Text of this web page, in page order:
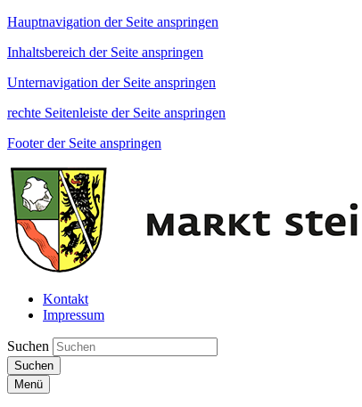
Hauptnavigation der Seite anspringen
Inhaltsbereich der Seite anspringen
Unternavigation der Seite anspringen
rechte Seitenleiste der Seite anspringen
Footer der Seite anspringen
Kontakt
Impressum
Suchen
Suchen
Menü